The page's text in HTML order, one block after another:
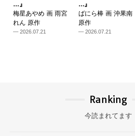
…』
梅星あやめ 画 雨宮
れん 原作
— 2026.07.21
…』
ばにら棒 画 沖果南
原作
— 2026.07.21
Ranking
今読まれてます